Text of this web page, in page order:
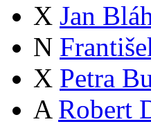
X Jan
N
X Petra
A Robert